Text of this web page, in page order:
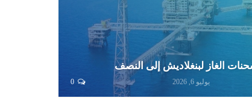
الغاز لبنغلاديش إلى النصف
يوليو 6, 2026